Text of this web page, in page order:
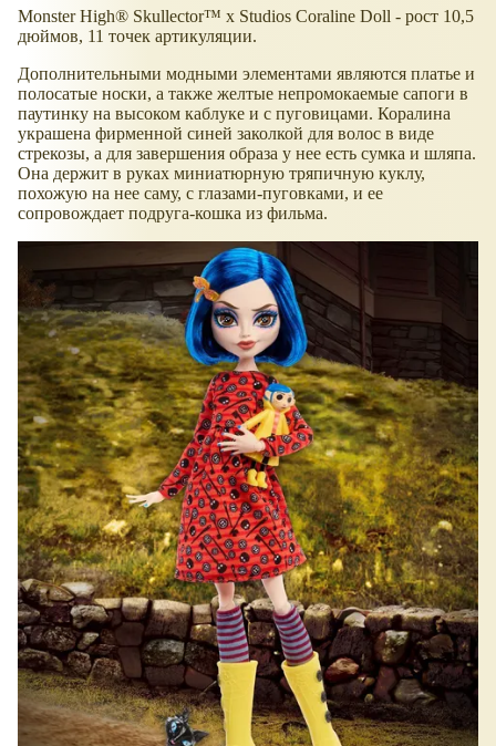
Monster High® Skullector™ x Studios Coraline Doll - рост 10,5
дюймов, 11 точек артикуляции.
Дополнительными модными элементами являются платье и
полосатые носки, а также желтые непромокаемые сапоги в
паутинку на высоком каблуке и с пуговицами. Коралина
украшена фирменной синей заколкой для волос в виде
стрекозы, а для завершения образа у нее есть сумка и шляпа.
Она держит в руках миниатюрную тряпичную куклу,
похожую на нее саму, с глазами-пуговками, и ее
сопровождает подруга-кошка из фильма.